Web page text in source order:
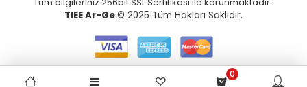
TIEE Ar-Ge© 2025 Tüm Hakları Saklıdır.
0